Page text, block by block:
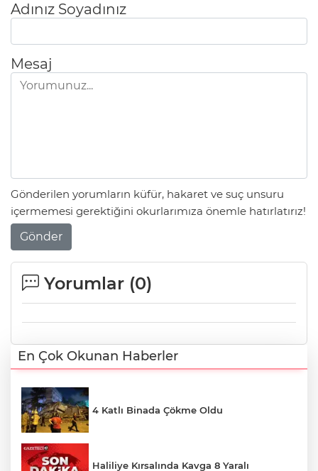
Adınız Soyadınız
Mesaj
Gönderilen yorumların küfür, hakaret ve suç unsuru
içermemesi gerektiğini okurlarımıza önemle hatırlatırız!
Gönder
Yorumlar (0)
En Çok Okunan Haberler
4 Katlı Binada Çökme Oldu
Haliliye Kırsalında Kavga 8 Yaralı